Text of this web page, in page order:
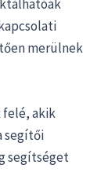
merülnek
felé, akik
segítői
segítséget